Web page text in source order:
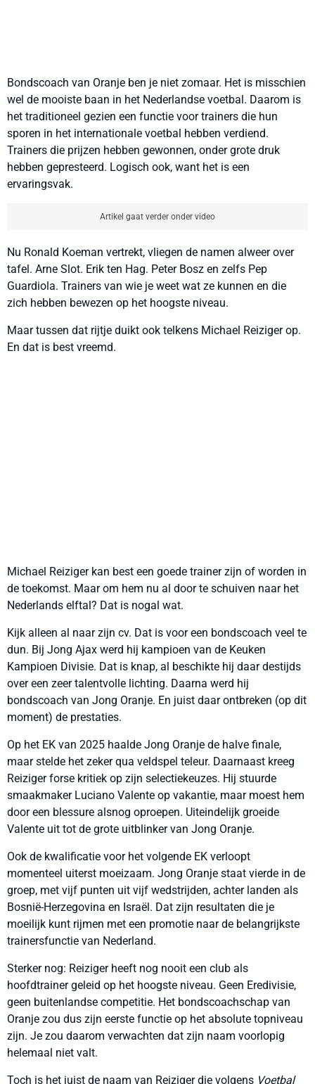
Bondscoach van Oranje ben je niet zomaar. Het is misschien
wel de mooiste baan in het Nederlandse voetbal. Daarom is
het traditioneel gezien een functie voor trainers die hun
sporen in het internationale voetbal hebben verdiend.
Trainers die prijzen hebben gewonnen, onder grote druk
hebben gepresteerd. Logisch ook, want het is een
ervaringsvak.
Artikel gaat verder onder video
Nu Ronald Koeman vertrekt, vliegen de namen alweer over
tafel. Arne Slot. Erik ten Hag. Peter Bosz en zelfs Pep
Guardiola. Trainers van wie je weet wat ze kunnen en die
zich hebben bewezen op het hoogste niveau.
Maar tussen dat rijtje duikt ook telkens Michael Reiziger op.
En dat is best vreemd.
Michael Reiziger kan best een goede trainer zijn of worden in
de toekomst. Maar om hem nu al door te schuiven naar het
Nederlands elftal? Dat is nogal wat.
Kijk alleen al naar zijn cv. Dat is voor een bondscoach veel te
dun. Bij Jong Ajax werd hij kampioen van de Keuken
Kampioen Divisie. Dat is knap, al beschikte hij daar destijds
over een zeer talentvolle lichting. Daarna werd hij
bondscoach van Jong Oranje. En juist daar ontbreken (op dit
moment) de prestaties.
Op het EK van 2025 haalde Jong Oranje de halve finale,
maar stelde het zeker qua veldspel teleur. Daarnaast kreeg
Reiziger forse kritiek op zijn selectiekeuzes. Hij stuurde
smaakmaker Luciano Valente op vakantie, maar moest hem
door een blessure alsnog oproepen. Uiteindelijk groeide
Valente uit tot de grote uitblinker van Jong Oranje.
Ook de kwalificatie voor het volgende EK verloopt
momenteel uiterst moeizaam. Jong Oranje staat vierde in de
groep, met vijf punten uit vijf wedstrijden, achter landen als
Bosnië-Herzegovina en Israël. Dat zijn resultaten die je
moeilijk kunt rijmen met een promotie naar de belangrijkste
trainersfunctie van Nederland.
Sterker nog: Reiziger heeft nog nooit een club als
hoofdtrainer geleid op het hoogste niveau. Geen Eredivisie,
geen buitenlandse competitie. Het bondscoachschap van
Oranje zou dus zijn eerste functie op het absolute topniveau
zijn. Je zou daarom verwachten dat zijn naam voorlopig
helemaal niet valt.
Toch is het juist de naam van Reiziger die volgens Voetbal